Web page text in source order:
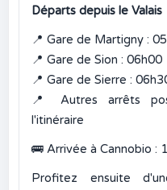
Départs depuis le Valais
📍 Gare de Martigny :
📍 Gare de Sion : 06h00
📍 Gare de Sierre :
📍
Autres arrêts
l'itinéraire
🚌 Arrivée à Cannobio :
Profitez ensuite